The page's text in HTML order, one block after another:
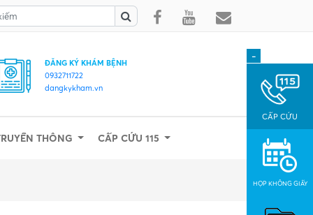
ĐĂNG KÝ KHÁM BỆNH
0932711722
dangkykham.vn
THÔNG CẤP CỨU 115
-
CẤP CỨU
HỌP KHÔNG GIẤY